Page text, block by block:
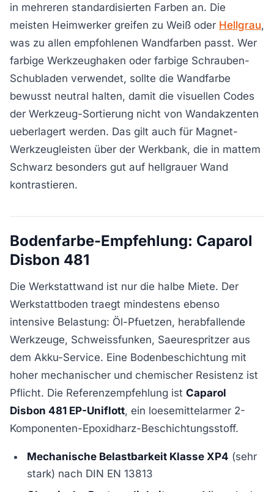
in mehreren standardisierten Farben an. Die
meisten Heimwerker greifen zu Weiß oder Hellgrau,
was zu allen empfohlenen Wandfarben passt. Wer
farbige Werkzeughaken oder farbige Schrauben-
Schubladen verwendet, sollte die Wandfarbe
bewusst neutral halten, damit die visuellen Codes
der Werkzeug-Sortierung nicht von Wandakzenten
ueberlagert werden. Das gilt auch für Magnet-
Werkzeugleisten über der Werkbank, die in mattem
Schwarz besonders gut auf hellgrauer Wand
kontrastieren.
Bodenfarbe-Empfehlung: Caparol
Disbon 481
Die Werkstattwand ist nur die halbe Miete. Der
Werkstattboden traegt mindestens ebenso
intensive Belastung: Öl-Pfuetzen, herabfallende
Werkzeuge, Schweissfunken, Saeurespritzer aus
dem Akku-Service. Eine Bodenbeschichtung mit
hoher mechanischer und chemischer Resistenz ist
Pflicht. Die Referenzempfehlung ist Caparol
Disbon 481 EP-Uniflott, ein loesemittelarmer 2-
Komponenten-Epoxidharz-Beschichtungsstoff.
Mechanische Belastbarkeit Klasse XP4 (sehr
stark) nach DIN EN 13813